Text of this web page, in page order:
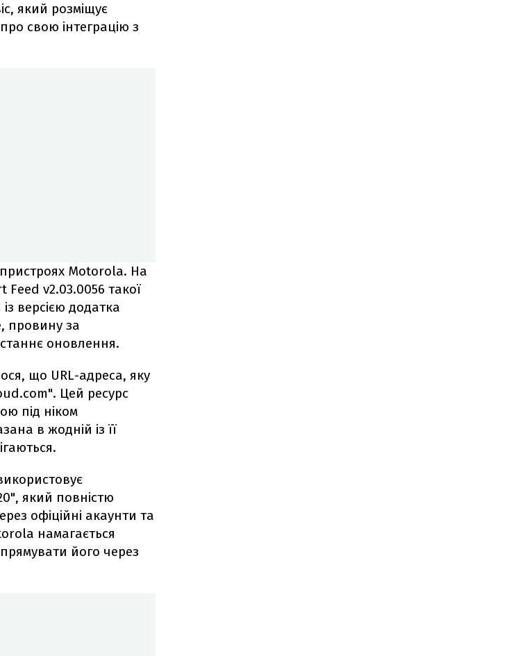
який розміщує
свою інтеграцію з
Motorola. На
Feed v2.03.0056 такої
версією додатка
провину за
оновлення.
що URL-адреса, яку
Цей ресурс
під ніком
в жодній із її
який повністю
офіційні акаунти та
намагається
його через